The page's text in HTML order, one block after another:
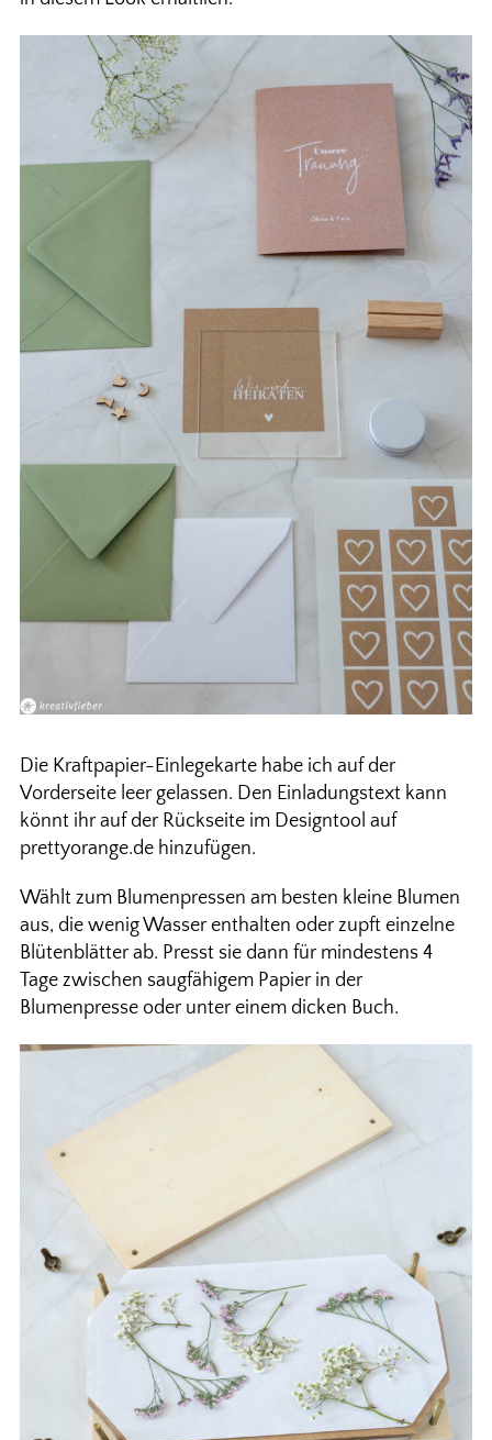
Die Kraftpapier-Einlegekarte habe ich auf der
Vorderseite leer gelassen. Den Einladungstext kann
könnt ihr auf der Rückseite im Designtool auf
prettyorange.de hinzufügen.
Wählt zum Blumenpressen am besten kleine Blumen
aus, die wenig Wasser enthalten oder zupft einzelne
Blütenblätter ab. Presst sie dann für mindestens 4
Tage zwischen saugfähigem Papier in der
Blumenpresse oder unter einem dicken Buch.